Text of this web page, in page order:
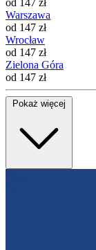
od 147 zł
Warszawa
od 147 zł
Wrocław
od 147 zł
Zielona Góra
od 147 zł